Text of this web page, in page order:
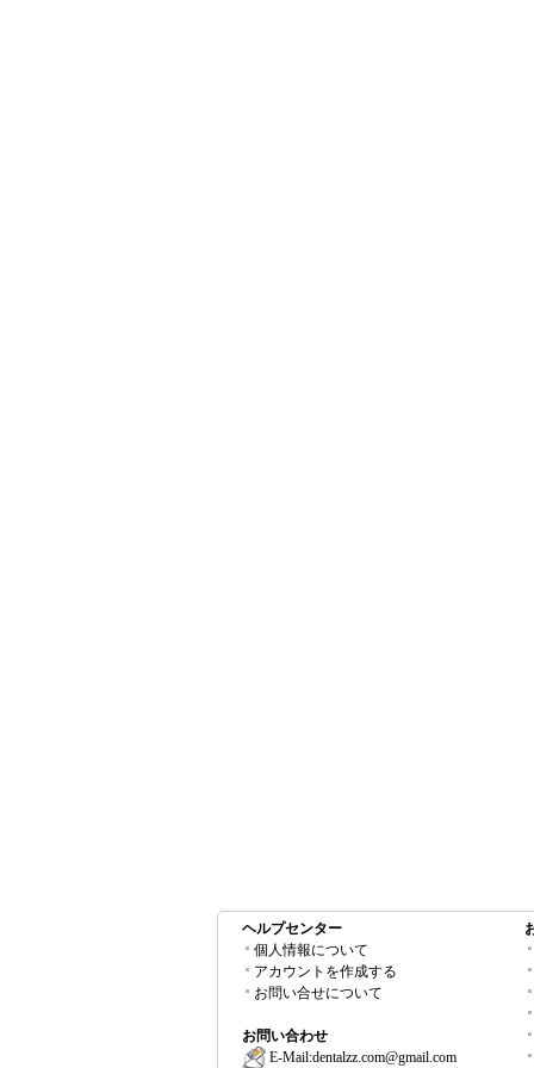
ヘルプセンター
個人情報について
アカウントを作成する
お問い合せについて
お問い合わせ
E-Mail:dentalzz.com@gmail.com